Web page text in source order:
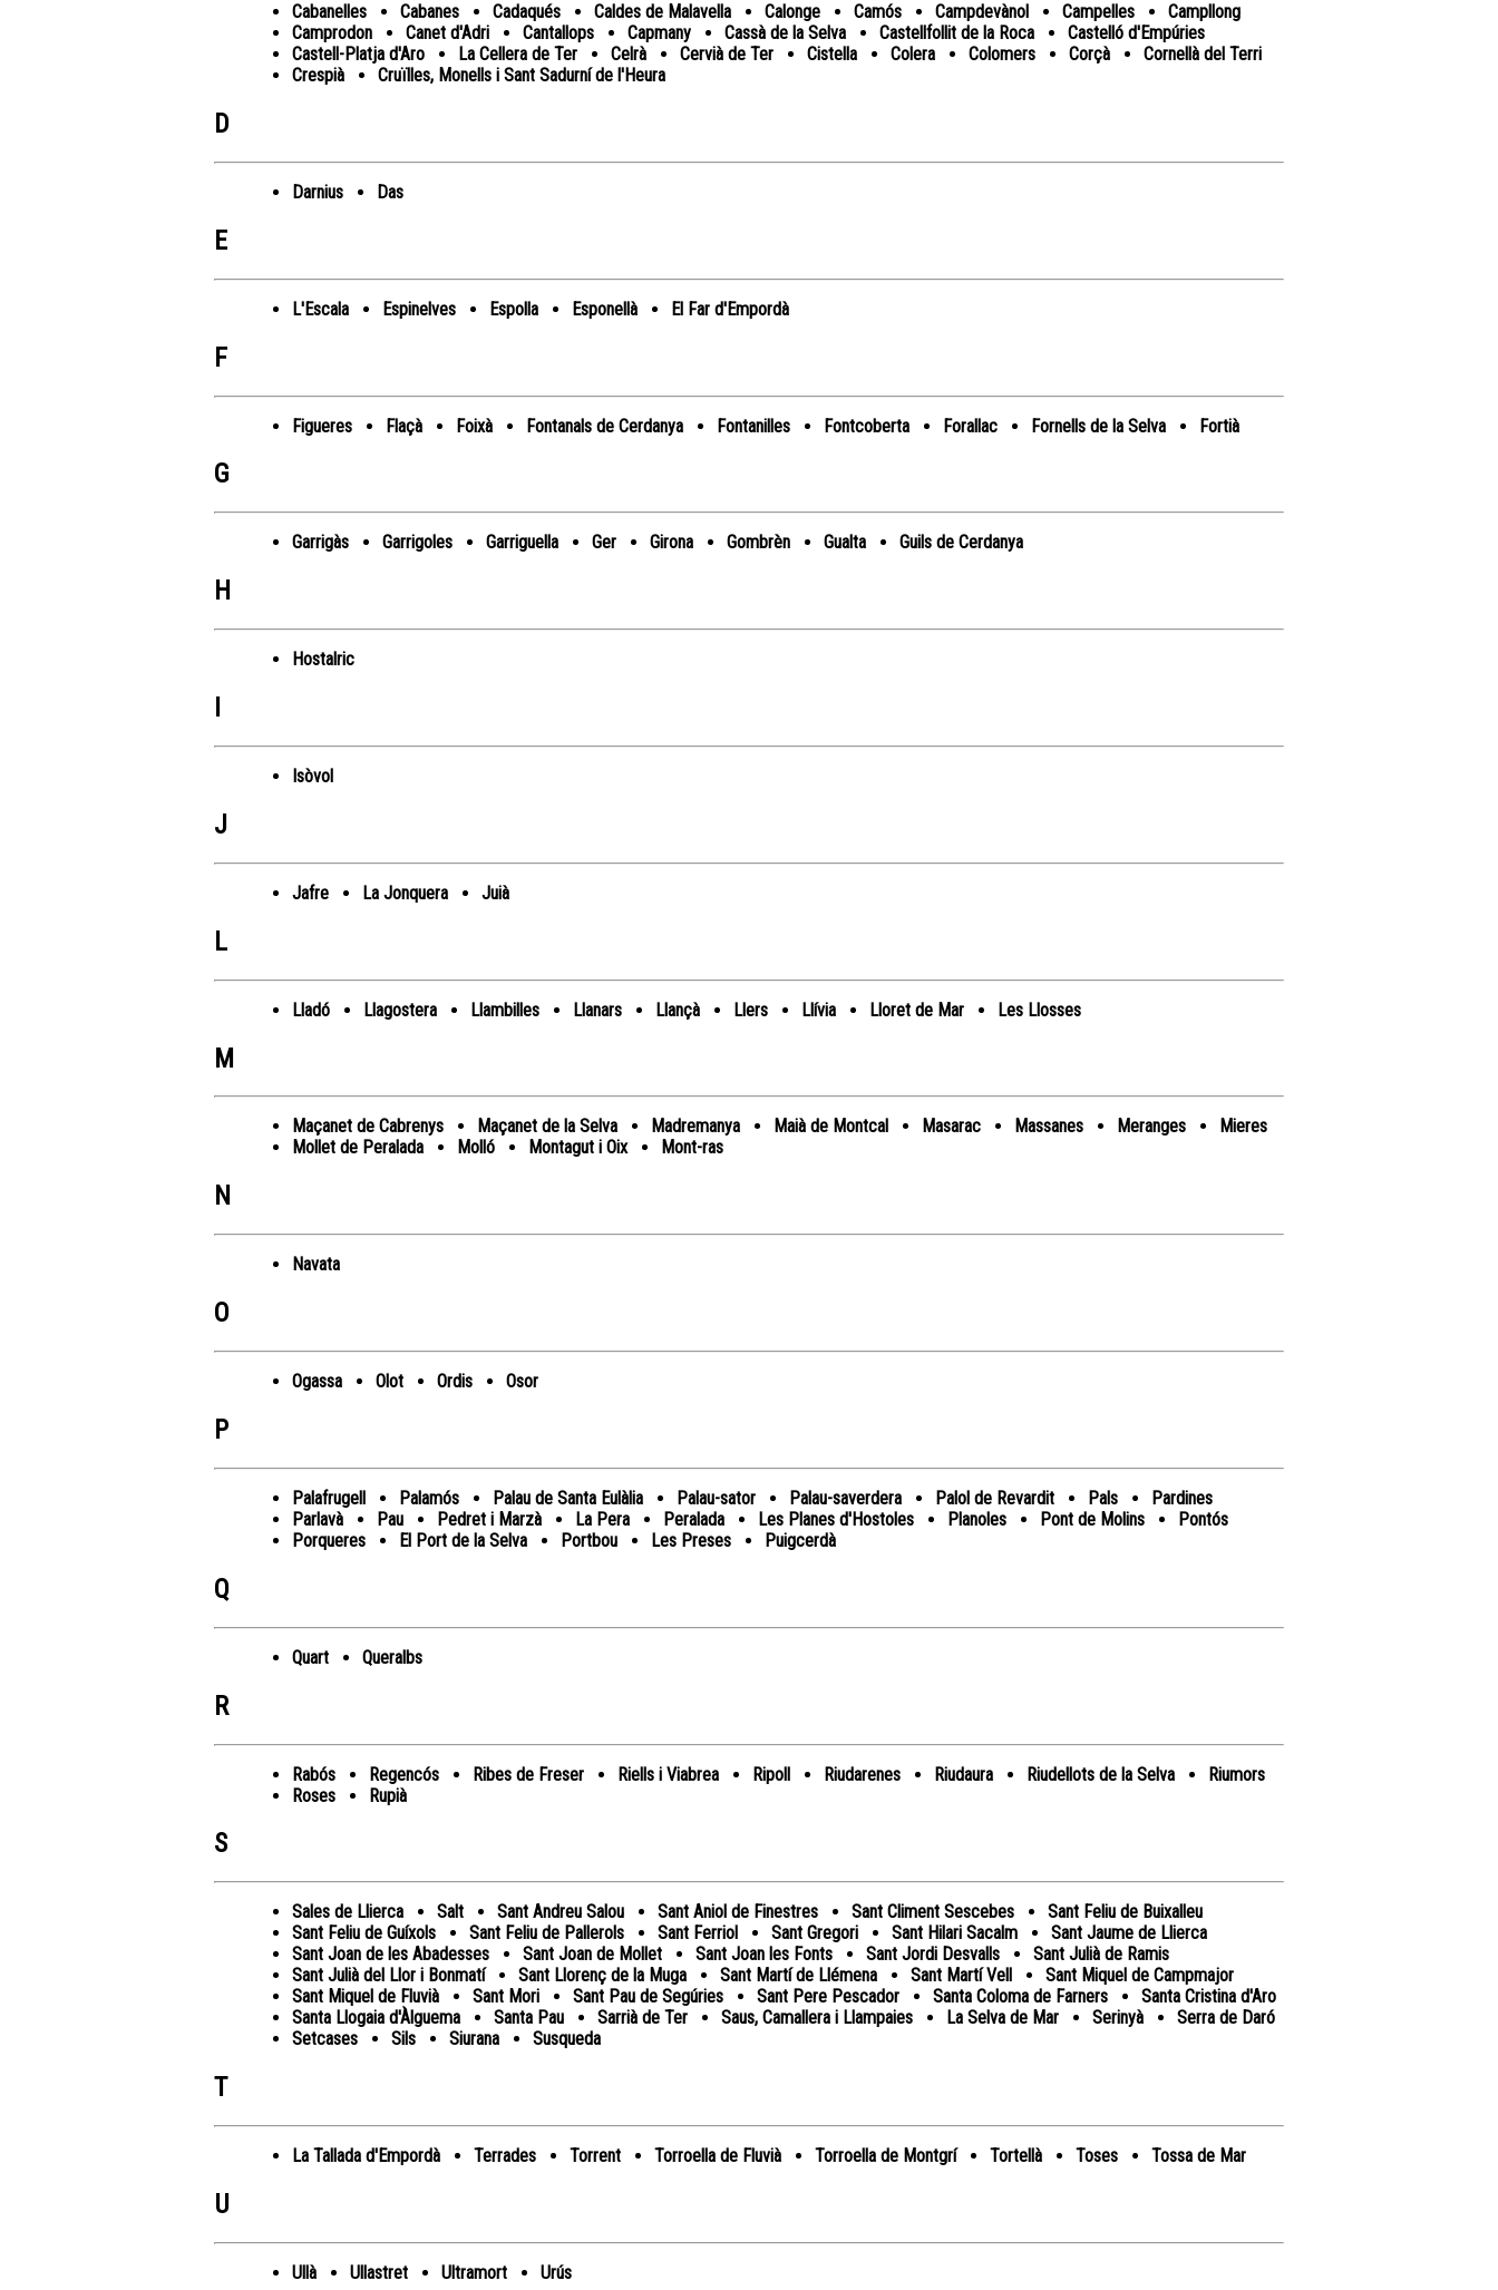
Cabanelles Cabanes Cadaqués Caldes de Malavella Calonge Camós Campdevànol Campelles
Campllong
Camprodon
Canet d'Adri Cantallops Capmany Cassà de la Selva Castellfollit de la Roca
Castelló d'Empúries
Castell-Platja d'Aro
La Cellera de Ter Celrà Cervià de Ter Cistella Colera Colomers Corçà
Cornellà del Terri
Crespià
Cruïlles, Monells i Sant Sadurní de l'Heura
D
Darnius Das
E
L'Escala Espinelves Espolla Esponellà El Far d'Empordà
F
Figueres Flaçà Foixà Fontanals de Cerdanya Fontanilles Fontcoberta Forallac Fornells de la Selva Fortià
G
Garrigàs Garrigoles Garriguella Ger Girona Gombrèn Gualta Guils de Cerdanya
H
Hostalric
Isòvol
J
Jafre La Jonquera Juià
L
Lladó Llagostera Llambilles Llanars Llançà Llers Llívia Lloret de Mar Les Llosses
M
Maçanet de Cabrenys Maçanet de la Selva Madremanya Maià de Montcal Masarac Massanes Meranges
Mieres
Mollet de Peralada
Molló Montagut i Oix Mont-ras
N
Navata
O
Ogassa Olot Ordis Osor
P
Palafrugell Palamós Palau de Santa Eulàlia Palau-sator Palau-saverdera Palol de Revardit Pals
Pardines
Parlavà
Pau Pedret i Marzà La Pera Peralada Les Planes d'Hostoles Planoles Pont de Molins
Pontós
Porqueres
El Port de la Selva Portbou Les Preses Puigcerdà
Q
Quart Queralbs
R
Rabós Regencós Ribes de Freser Riells i Viabrea Ripoll Riudarenes Riudaura Riudellots de la Selva
Riumors
Roses
Rupià
S
Sales de Llierca Salt Sant Andreu Salou Sant Aniol de Finestres Sant Climent Sescebes
Sant Feliu de Buixalleu
Sant Feliu de Guíxols
Sant Feliu de Pallerols Sant Ferriol Sant Gregori Sant Hilari Sacalm
Sant Jaume de Llierca
Sant Joan de les Abadesses
Sant Joan de Mollet Sant Joan les Fonts Sant Jordi Desvalls
Sant Julià de Ramis
Sant Julià del Llor i Bonmatí
Sant Llorenç de la Muga Sant Martí de Llémena Sant Martí Vell
Sant Miquel de Campmajor
Sant Miquel de Fluvià
Sant Mori Sant Pau de Segúries Sant Pere Pescador Santa Coloma de Farners
Santa Cristina d'Aro
Santa Llogaia d'Àlguema
Santa Pau Sarrià de Ter Saus, Camallera i Llampaies La Selva de Mar Serinyà
Serra de Daró
Setcases
Sils Siurana Susqueda
T
La Tallada d'Empordà Terrades Torrent Torroella de Fluvià Torroella de Montgrí Tortellà Toses Tossa de Mar
U
Ullà Ullastret Ultramort Urús